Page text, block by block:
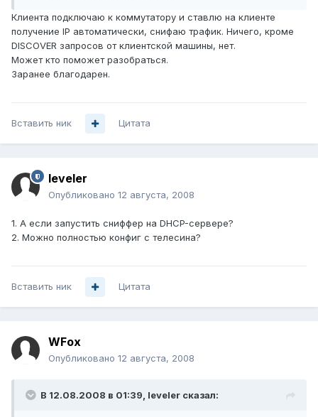
Клиента подключаю к коммутатору и ставлю на клиенте
получение IP автоматически, снифаю трафик. Ничего, кроме
DISCOVER запросов от клиентской машины, нет.
Может кто поможет разобраться.
Заранее благодарен.
Вставить ник Цитата
leveler
Опубликовано 12 августа, 2008
1. А если запустить сниффер на DHCP-сервере?
2. Можно полностью конфиг с телесина?
Вставить ник Цитата
WFox
Опубликовано 12 августа, 2008
В 12.08.2008 в 01:39, leveler сказал: